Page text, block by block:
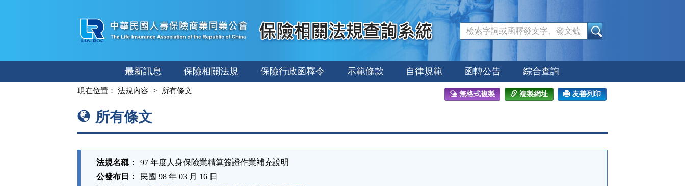
容
最新訊息 保險相關法規 保險行政函釋令 示範條款 自律規範 函轉公告 綜合查詢
現在位置： 法規內容 所有條文 無格式複製 複製網址 友善列印
所有條文
法規名稱：
97 年度人身保險業精算簽證作業補充說明
公發布日：
民國 98 年 03 月 16 日